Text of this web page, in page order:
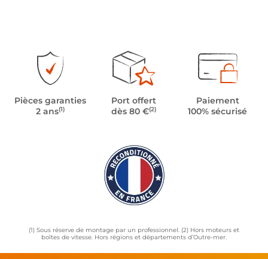
Pièces garanties
2 ans(1)
Port offert
dès 80 €(2)
Paiement
100% sécurisé
(1) Sous réserve de montage par un professionnel. (2) Hors moteurs et
boîtes de vitesse. Hors régions et départements d’Outre-mer.